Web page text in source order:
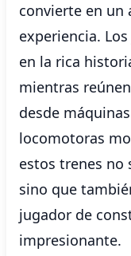
convierte en un
experiencia.
en la rica
mientras
desde
locomotoras
estos trenes no
sino que
jugador de
impresionante.